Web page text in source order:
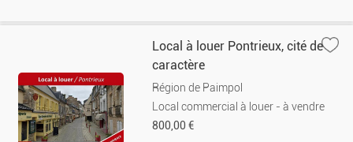
Local à louer Pontrieux, cité de
caractère
Région de Paimpol
Local commercial à louer - à vendre
800,00 €